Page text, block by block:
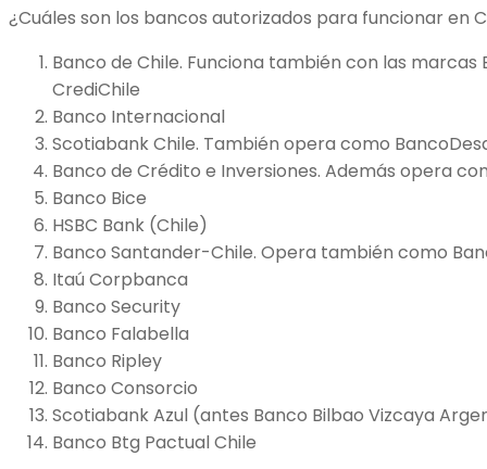
¿Cuáles son los bancos autorizados para funcionar en
Banco de Chile. Funciona también con las marcas
CrediChile
Banco Internacional
Scotiabank Chile. También opera como
Banco de Crédito e Inversiones. Además opera
Banco Bice
HSBC Bank (Chile)
Banco Santander-Chile. Opera también como
Itaú Corpbanca
Banco Security
Banco Falabella
Banco Ripley
Banco Consorcio
Scotiabank Azul (antes Banco Bilbao Vizcaya
Banco Btg Pactual Chile